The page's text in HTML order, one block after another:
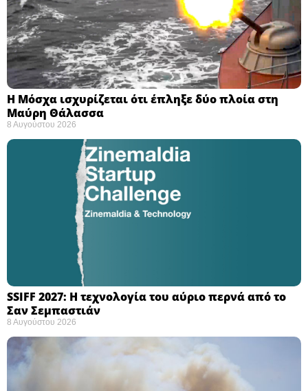
Η Μόσχα ισχυρίζεται ότι έπληξε δύο πλοία στη
Μαύρη Θάλασσα ​
8 Αυγούστου 2026
SSIFF 2027: Η τεχνολογία του αύριο περνά από το
Σαν Σεμπαστιάν ​
8 Αυγούστου 2026